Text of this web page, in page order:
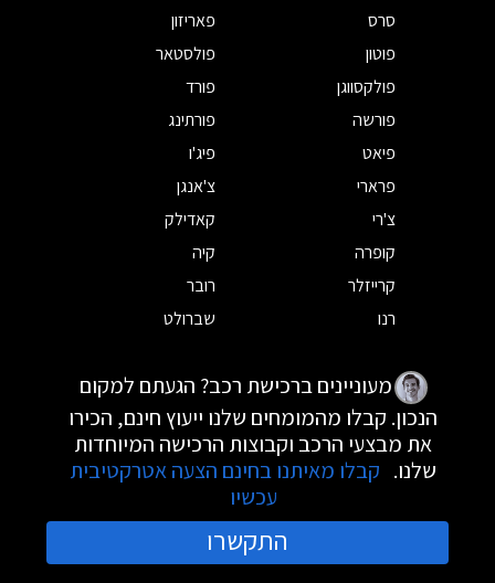
סרס
פאריזון
פוטון
פולסטאר
פולקסווגן
פורד
פורשה
פורתינג
פיאט
פיג'ו
פרארי
צ'אנגן
צ'רי
קאדילק
קופרה
קיה
קרייזלר
רובר
רנו
שברולט
מעוניינים ברכישת רכב? הגעתם למקום
הנכון. קבלו מהמומחים שלנו ייעוץ חינם, הכירו
את מבצעי הרכב וקבוצות הרכישה המיוחדות
שלנו. קבלו מאיתנו בחינם הצעה אטרקטיבית
עכשיו
התקשרו